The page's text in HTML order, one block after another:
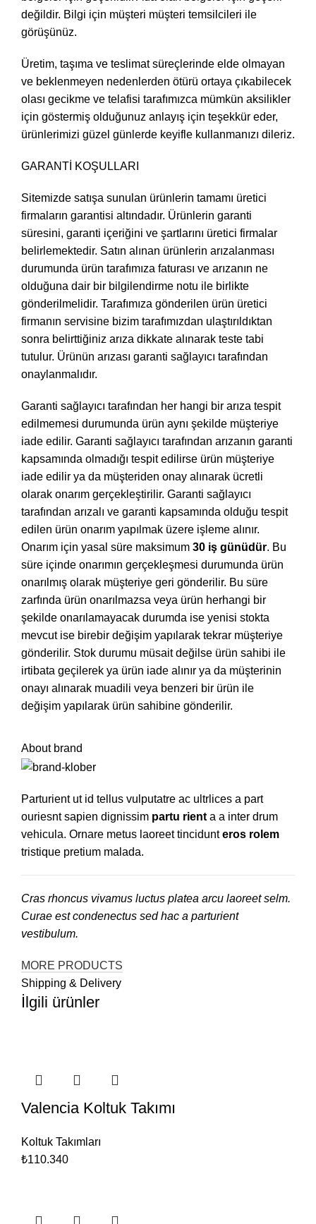
değildir. Bilgi için müşteri müşteri temsilcileri ile
görüşünüz.
Üretim, taşıma ve teslimat süreçlerinde elde olmayan
ve beklenmeyen nedenlerden ötürü ortaya çıkabilecek
olası gecikme ve telafisi tarafımızca mümkün aksilikler
için göstermiş olduğunuz anlayış için teşekkür eder,
ürünlerimizi güzel günlerde keyifle kullanmanızı dileriz.
GARANTİ KOŞULLARI
Sitemizde satışa sunulan ürünlerin tamamı üretici
firmaların garantisi altındadır. Ürünlerin garanti
süresini, garanti içeriğini ve şartlarını üretici firmalar
belirlemektedir. Satın alınan ürünlerin arızalanması
durumunda ürün tarafımıza faturası ve arızanın ne
olduğuna dair bir bilgilendirme notu ile birlikte
gönderilmelidir. Tarafımıza gönderilen ürün üretici
firmanın servisine bizim tarafımızdan ulaştırıldıktan
sonra belirttiğiniz arıza dikkate alınarak teste tabi
tutulur. Ürünün arızası garanti sağlayıcı tarafından
onaylanmalıdır.
Garanti sağlayıcı tarafından her hangi bir arıza tespit
edilmemesi durumunda ürün aynı şekilde müşteriye
iade edilir. Garanti sağlayıcı tarafından arızanın garanti
kapsamında olmadığı tespit edilirse ürün müşteriye
iade edilir ya da müşteriden onay alınarak ücretli
olarak onarım gerçekleştirilir. Garanti sağlayıcı
tarafından arızalı ve garanti kapsamında olduğu tespit
edilen ürün onarım yapılmak üzere işleme alınır.
Onarım için yasal süre maksimum 30 iş günüdür. Bu
süre içinde onarımın gerçekleşmesi durumunda ürün
onarılmış olarak müşteriye geri gönderilir. Bu süre
zarfında ürün onarılmazsa veya ürün herhangi bir
şekilde onarılamayacak durumda ise yenisi stokta
mevcut ise birebir değişim yapılarak tekrar müşteriye
gönderilir. Stok durumu müsait değilse ürün sahibi ile
irtibata geçilerek ya ürün iade alınır ya da müşterinin
onayı alınarak muadili veya benzeri bir ürün ile
değişim yapılarak ürün sahibine gönderilir.
About brand
Parturient ut id tellus vulputatre ac ultrlices a part
ouriesnt sapien dignissim partu rient a a inter drum
vehicula. Ornare metus laoreet tincidunteros rolem
tristique pretium malada.
Cras rhoncus vivamus luctus platea arcu laoreet selm.
Curae est condenectus sed hac a parturient
vestibulum.
MORE PRODUCTS
Shipping & Delivery
İlgili ürünler
Valencia Koltuk Takımı
Koltuk Takımları
₺110.340